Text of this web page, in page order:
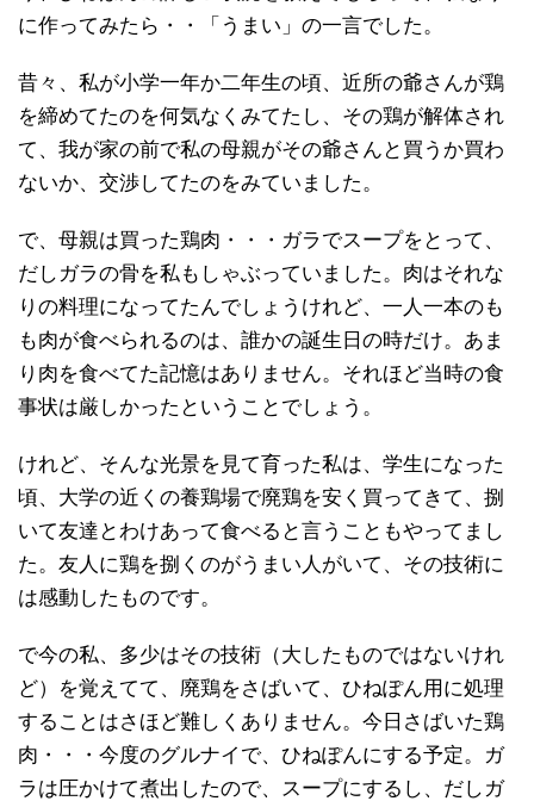
に作ってみたら・・「うまい」の一言でした。
昔々、私が小学一年か二年生の頃、近所の爺さんが鶏
を締めてたのを何気なくみてたし、その鶏が解体され
て、我が家の前で私の母親がその爺さんと買うか買わ
ないか、交渉してたのをみていました。
で、母親は買った鶏肉・・・ガラでスープをとって、
だしガラの骨を私もしゃぶっていました。肉はそれな
りの料理になってたんでしょうけれど、一人一本のも
も肉が食べられるのは、誰かの誕生日の時だけ。あま
り肉を食べてた記憶はありません。それほど当時の食
事状は厳しかったということでしょう。
けれど、そんな光景を見て育った私は、学生になった
頃、大学の近くの養鶏場で廃鶏を安く買ってきて、捌
いて友達とわけあって食べると言うこともやってまし
た。友人に鶏を捌くのがうまい人がいて、その技術に
は感動したものです。
で今の私、多少はその技術（大したものではないけれ
ど）を覚えてて、廃鶏をさばいて、ひねぽん用に処理
することはさほど難しくありません。今日さばいた鶏
肉・・・今度のグルナイで、ひねぽんにする予定。ガ
ラは圧かけて煮出したので、スープにするし、だしガ